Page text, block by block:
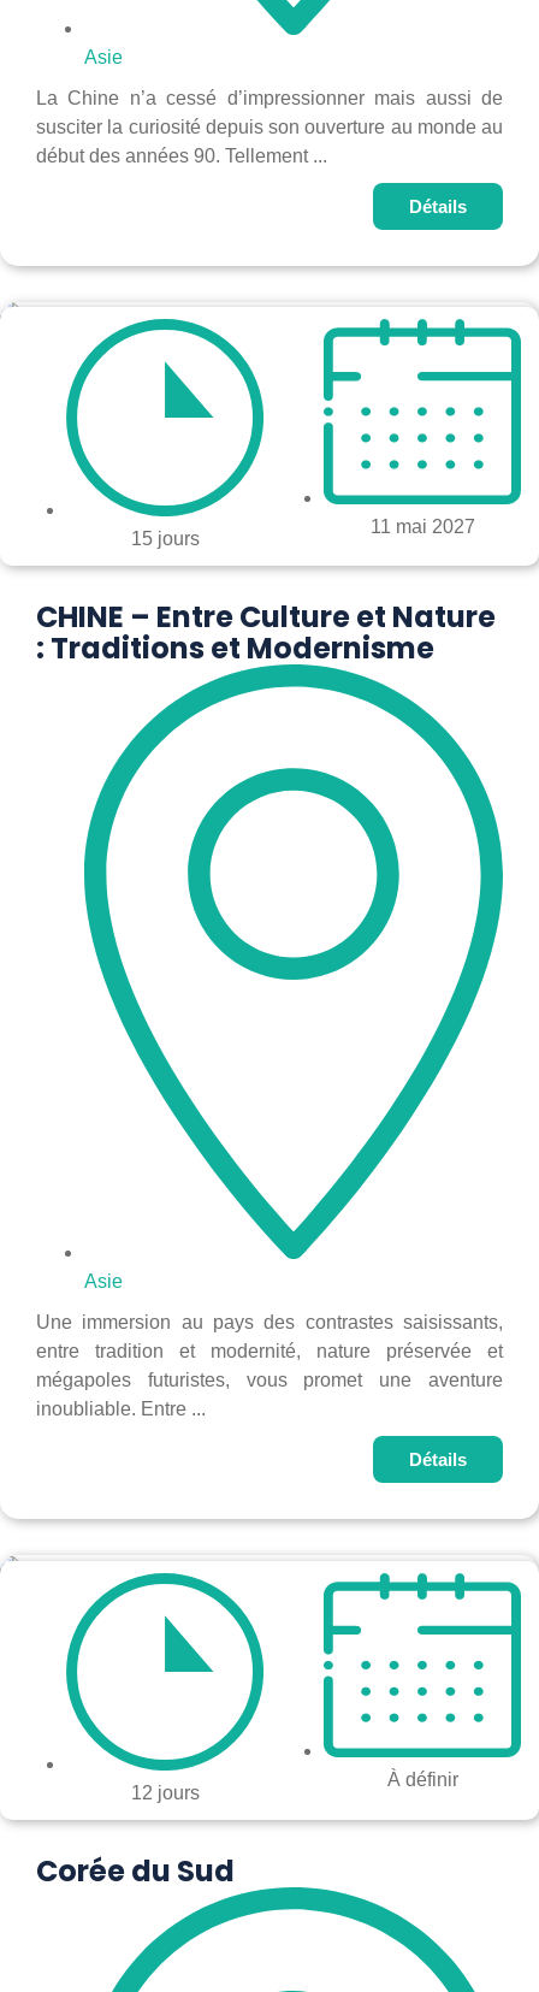
Asie
La Chine n’a cessé d’impressionner mais aussi de
susciter la curiosité depuis son ouverture au monde au
début des années 90. Tellement ...
Détails
15 jours
11 mai 2027
CHINE – Entre Culture et Nature
: Traditions et Modernisme
Asie
Une immersion au pays des contrastes saisissants,
entre tradition et modernité, nature préservée et
mégapoles futuristes, vous promet une aventure
inoubliable. Entre ...
Détails
12 jours
À définir
Corée du Sud